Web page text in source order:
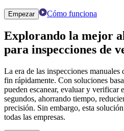
Empezar Cómo funciona
Explorando la mejor
para inspecciones de
La era de las inspecciones manuales
fin rápidamente. Con soluciones
pueden escanear, evaluar y verificar
segundos, ahorrando tiempo,
precisión. Sin embargo, esta
todas las empresas.